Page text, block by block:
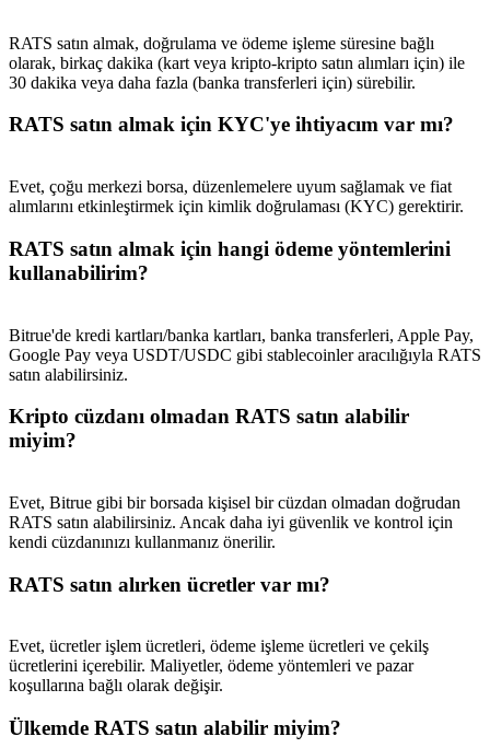
RATS satın almak, doğrulama ve ödeme işleme süresine bağlı
olarak, birkaç dakika (kart veya kripto-kripto satın alımları için) ile
30 dakika veya daha fazla (banka transferleri için) sürebilir.
RATS satın almak için KYC'ye ihtiyacım var mı?
Evet, çoğu merkezi borsa, düzenlemelere uyum sağlamak ve fiat
alımlarını etkinleştirmek için kimlik doğrulaması (KYC) gerektirir.
RATS satın almak için hangi ödeme yöntemlerini
kullanabilirim?
Bitrue'de kredi kartları/banka kartları, banka transferleri, Apple Pay,
Google Pay veya USDT/USDC gibi stablecoinler aracılığıyla RATS
satın alabilirsiniz.
Kripto cüzdanı olmadan RATS satın alabilir
miyim?
Evet, Bitrue gibi bir borsada kişisel bir cüzdan olmadan doğrudan
RATS satın alabilirsiniz. Ancak daha iyi güvenlik ve kontrol için
kendi cüzdanınızı kullanmanız önerilir.
RATS satın alırken ücretler var mı?
Evet, ücretler işlem ücretleri, ödeme işleme ücretleri ve çekilş
ücretlerini içerebilir. Maliyetler, ödeme yöntemleri ve pazar
koşullarına bağlı olarak değişir.
Ülkemde RATS satın alabilir miyim?